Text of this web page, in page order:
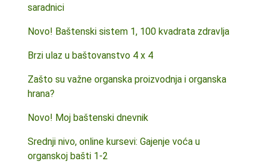
saradnici
Novo! Baštenski sistem 1, 100 kvadrata zdravlja
Brzi ulaz u baštovanstvo 4 x 4
Zašto su važne organska proizvodnja i organska
hrana?
Novo! Moj baštenski dnevnik
Srednji nivo, online kursevi: Gajenje voća u
organskoj bašti 1-2